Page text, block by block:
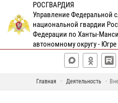
РОСГВАРДИЯ
Управление Федеральной
национальной гвардии
Федерации по Ханты-
автономному округу - Югре
Главная Деятельность